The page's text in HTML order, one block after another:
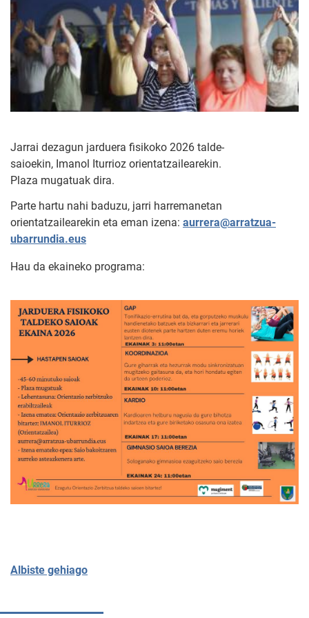
Jarrai dezagun jarduera fisikoko 2026 talde-
saioekin, Imanol Iturrioz orientatzailearekin.
Plaza mugatuak dira.
Parte hartu nahi baduzu, jarri harremanetan
orientatzailearekin eta eman izena: aurrera@arratzua-
ubarrundia.eus
Hau da ekaineko programa:
Albiste gehiago